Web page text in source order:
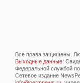
Все права защищены.
Выходные данные:
Федеральной службой
Сетевое издание